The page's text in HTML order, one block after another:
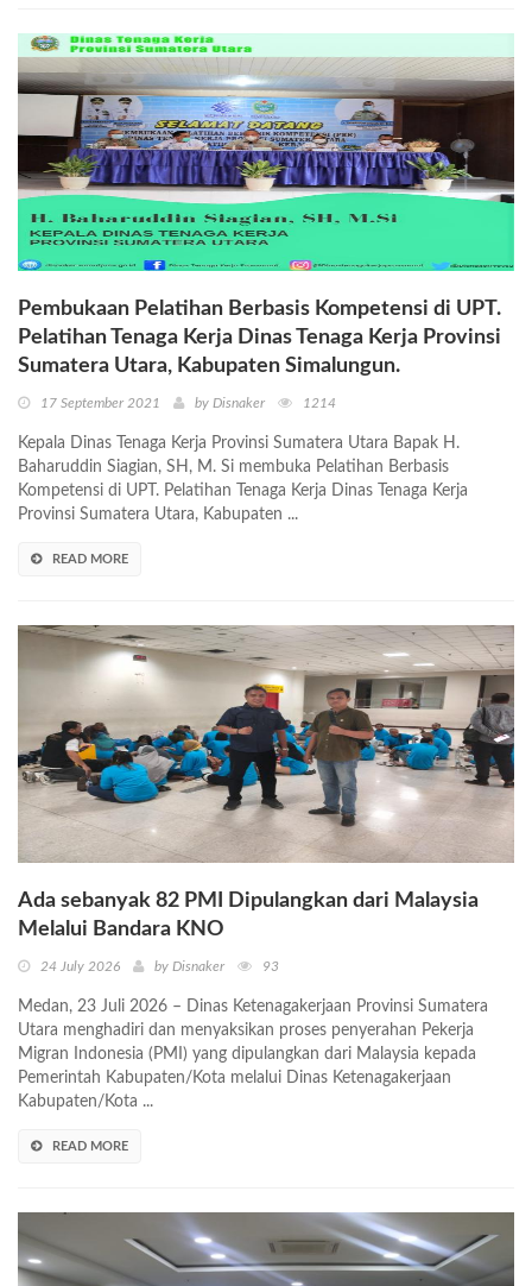
Pembukaan Pelatihan Berbasis Kompetensi di UPT.
Pelatihan Tenaga Kerja Dinas Tenaga Kerja Provinsi
Sumatera Utara, Kabupaten Simalungun.
17 September 2021 by Disnaker 1214
Kepala Dinas Tenaga Kerja Provinsi Sumatera Utara Bapak H.
Baharuddin Siagian, SH, M. Si membuka Pelatihan Berbasis
Kompetensi di UPT. Pelatihan Tenaga Kerja Dinas Tenaga Kerja
Provinsi Sumatera Utara, Kabupaten ...
READ MORE
Ada sebanyak 82 PMI Dipulangkan dari Malaysia
Melalui Bandara KNO
24 July 2026 by Disnaker 93
Medan, 23 Juli 2026 – Dinas Ketenagakerjaan Provinsi Sumatera
Utara menghadiri dan menyaksikan proses penyerahan Pekerja
Migran Indonesia (PMI) yang dipulangkan dari Malaysia kepada
Pemerintah Kabupaten/Kota melalui Dinas Ketenagakerjaan
Kabupaten/Kota ...
READ MORE